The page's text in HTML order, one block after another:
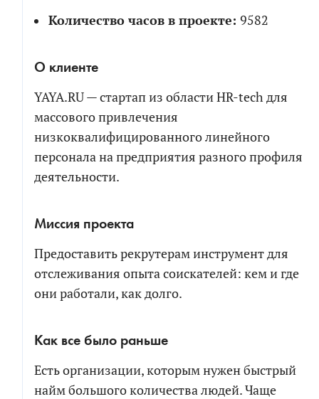
Количество часов в проекте: 9582
О клиенте
YAYA.RU — стартап из области HR-tech для
массового привлечения
низкоквалифицированного линейного
персонала на предприятия разного профиля
деятельности.
Миссия проекта
Предоставить рекрутерам инструмент для
отслеживания опыта соискателей: кем и где
они работали, как долго.
Как все было раньше
Есть организации, которым нужен быстрый
найм большого количества людей. Чаще